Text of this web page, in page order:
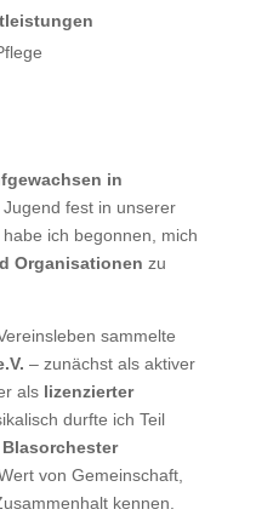
in
fest in unserer
ich begonnen, mich
Organisationen zu
sammelte
– zunächst als aktiver
als lizenzierter
durfte ich Teil
Blasorchester
von Gemeinschaft,
kennen.